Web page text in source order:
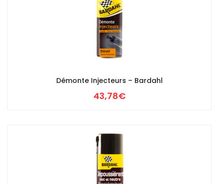
Démonte Injecteurs – Bardahl
43,78€